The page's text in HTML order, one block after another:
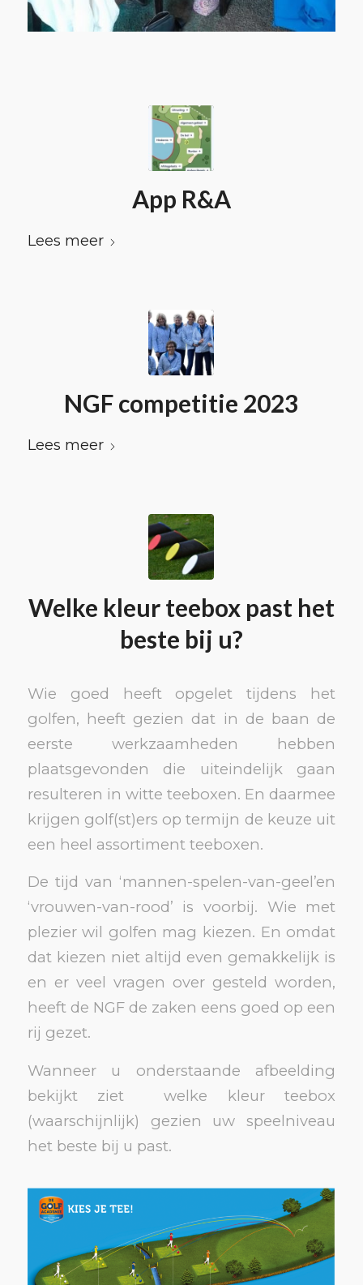
App R&A
Lees meer
NGF competitie 2023
Lees meer
Welke kleur teebox past het
beste bij u?
Wie goed heeft opgelet tijdens het
golfen, heeft gezien dat in de baan de
eerste werkzaamheden hebben
plaatsgevonden die uiteindelijk gaan
resulteren in witte teeboxen. En daarmee
krijgen golf(st)ers op termijn de keuze uit
een heel assortiment teeboxen.
De tijd van ‘mannen-spelen-van-geel’en
‘vrouwen-van-rood’ is voorbij. Wie met
plezier wil golfen mag kiezen. En omdat
dat kiezen niet altijd even gemakkelijk is
en er veel vragen over gesteld worden,
heeft de NGF de zaken eens goed op een
rij gezet.
Wanneer u onderstaande afbeelding
bekijkt ziet welke kleur teebox
(waarschijnlijk) gezien uw speelniveau
het beste bij u past.